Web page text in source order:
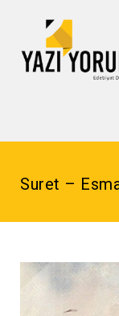
Suret –